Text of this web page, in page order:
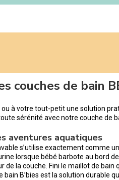
couches de bain
à votre tout-petit une solution
sérénité avec notre couche de
aventures aquatiques
s’utilise exactement comme
lorsque bébé barbote au bord
de la couche. Fini le maillot de
bain B’bies est la solution durable